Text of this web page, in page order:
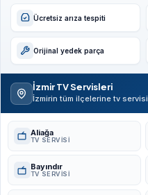
Ücretsiz arıza tespiti
Orijinal yedek parça
İzmir TV Servisleri
İzmirin tüm ilçelerine tv servisi
Aliağa
TV SERVISI
Bayındır
TV SERVISI